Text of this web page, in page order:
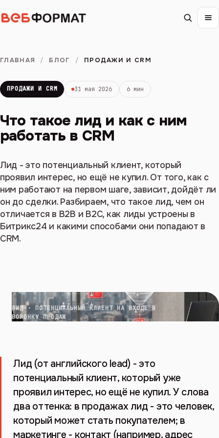
ГЛАВНАЯ / БЛОГ / ПРОДАЖИ И CRM
ПРОДАЖИ И CRM 31 мая 2026 6 мин
Что такое лид и как с ним
работать в CRM
Лид - это потенциальный клиент, который
проявил интерес, но ещё не купил. От того, как с
ним работают на первом шаге, зависит, дойдёт ли
он до сделки. Разбираем, что такое лид, чем он
отличается в B2B и B2C, как лиды устроены в
Битрикс24 и какими способами они попадают в
CRM.
ЛИД · ПОТЕНЦИАЛЬНЫЙ КЛИЕНТ НА ВХОДЕ В
ВОРОНКУ ПРОДАЖ
Лид (от английского lead) - это
потенциальный клиент, который уже
проявил интерес, но ещё не купил. У слова
два оттенка: в продажах лид - это человек,
который может стать покупателем; в
маркетинге - контакт (например, адрес